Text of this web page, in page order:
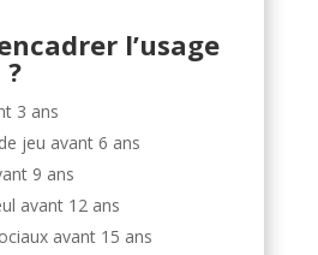
l’usage
3 ans
jeu avant 6 ans
9 ans
avant 12 ans
avant 15 ans